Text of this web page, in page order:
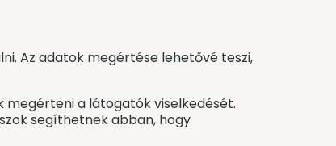
Az adatok megértése lehetővé teszi,
megérteni a látogatók viselkedését.
segíthetnek abban, hogy